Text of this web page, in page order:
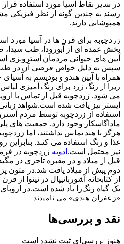
در سایر نقاط آسیا مورد استفاده
رسند به چندین گونه از نظر فیزیکی
همپوشانی دارند.
زردچوبه برای قرن ها در آسیا مورد
بخش عمده ای از آیورودا، طب سیدا،
آیین های حیوانی مردمان آسترونزی
سپس به دلیل خواص فرضی آن در طب
همراه با آیین هندو و بودیسم به
زیرا از رنگ زرد برای رنگ آمیزی
می شود. زردچوبه قبل از تماس با
ایستر نیز یافت شده است.شواهد
استفاده از زردچوبه توسط مردم
ماداگاسکار وجود دارد. جمعیت های
هرگز با هند تماس نداشتند، اما
غذا و رنگ استفاده می کنند.
نیز محتمل است. ادویه
قبل از میلاد و در مقبره تاجری در
دوم پیش از میلاد یافت شد.در
از کتابخانه آشوربانیپال در نینوا از
یک گیاه رنگ‌زا یاد شده است.در
«زعفران هندی» می نامیدند.
نقد و بررسی‌ها
هنوز بررسی‌ای ثبت نشده است.